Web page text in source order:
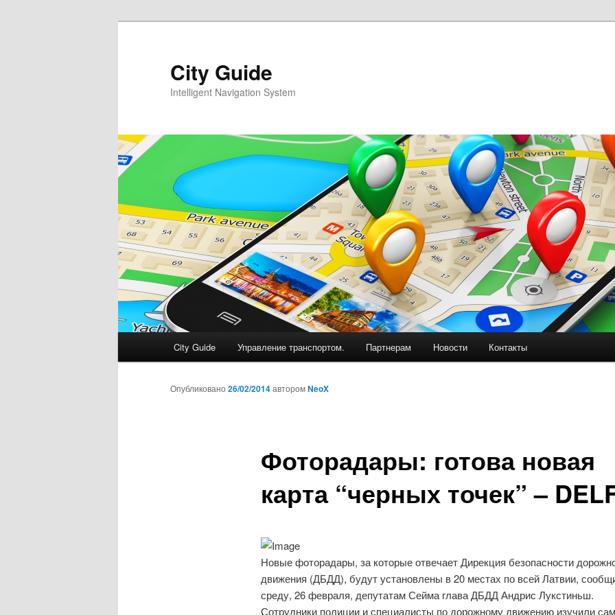
City Guide
Intelligent Navigation System
City Guide Управление транспортом. Партнерам Новости Контакты
Фоторадары: готова новая
карта “черных точек” –
Опубликовано 26/02/2014авторомNeoX
Новые фоторадары, за которые отвечает Дирекция безопасности
движения (ДБДД), будут установлены в 20 местах по всей Латвии,
среду, 26 февраля, депутатам Сейма глава ДБДД Андрис Лукстиньш.
Сотрудники полиции и специалисты по дорожному движению изучили